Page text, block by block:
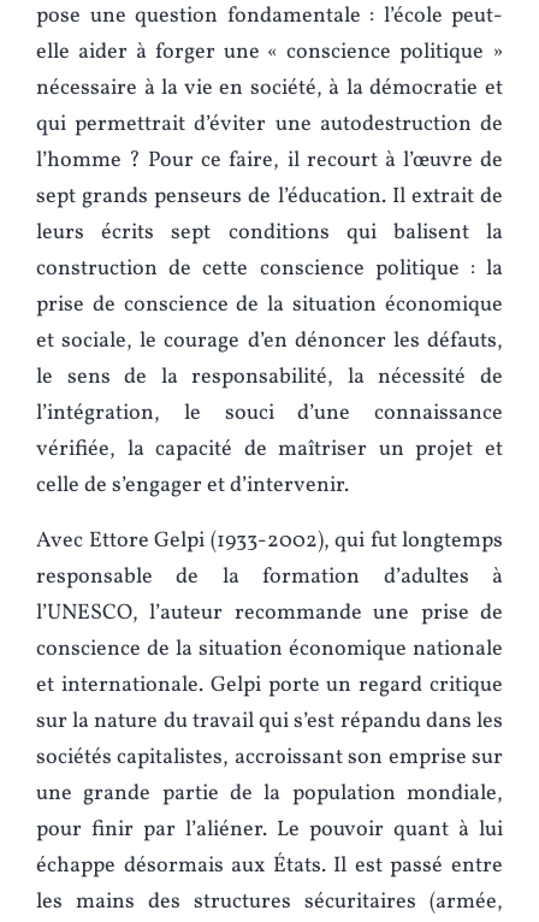
pose une question fondamentale : l’école peut-
elle aider à forger une « conscience politique »
nécessaire à la vie en société, à la démocratie et
qui permettrait d’éviter une autodestruction de
l’homme ? Pour ce faire, il recourt à l’œuvre de
sept grands penseurs de l’éducation. Il extrait de
leurs écrits sept conditions qui balisent la
construction de cette conscience politique : la
prise de conscience de la situation économique
et sociale, le courage d’en dénoncer les défauts,
le sens de la responsabilité, la nécessité de
l’intégration, le souci d’une connaissance
vérifiée, la capacité de maîtriser un projet et
celle de s’engager et d’intervenir.
Avec Ettore Gelpi (1933-2002), qui fut longtemps
responsable de la formation d’adultes à
l’UNESCO, l’auteur recommande une prise de
conscience de la situation économique nationale
et internationale. Gelpi porte un regard critique
sur la nature du travail qui s’est répandu dans les
sociétés capitalistes, accroissant son emprise sur
une grande partie de la population mondiale,
pour finir par l’aliéner. Le pouvoir quant à lui
échappe désormais aux États. Il est passé entre
les mains des structures sécuritaires (armée,